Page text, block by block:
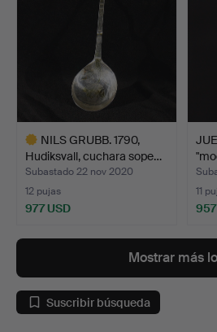
NILS GRUBB. 1790,
Hudiksvall, cuchara sope…
Subastado 22 nov 2020
12 pujas
977 USD
seleccionado
11
Mostrar más
Suscribir búsqueda